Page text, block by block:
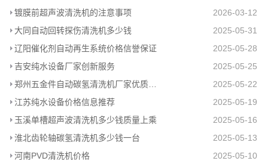
镀膜前超声波清洗机的注意事项
2026-03-12
大同自动回转探伤清洗机多少钱
2025-05-31
辽阳催化剂自动再生系统价格信誉保证
2025-05-28
吉安纯水设备厂家创新服务
2025-05-25
郑州五金件自动碳氢清洗机厂家优质推荐
2025-05-22
江苏纯水设备价格信息推荐
2025-05-19
玉溪单槽超声波清洗机多少钱质量上乘
2025-05-16
淮北齿轮轴碳氢清洗机多少钱一台
2025-05-13
河南PVD清洗机价格
2025-05-10